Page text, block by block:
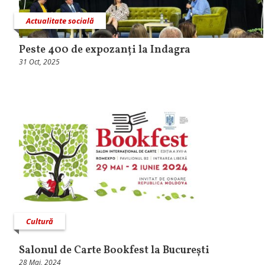
Actualitate socială
Peste 400 de expozanți la Indagra
31 Oct, 2025
Cultură
Salonul de Carte Bookfest la București
28 Mai, 2024